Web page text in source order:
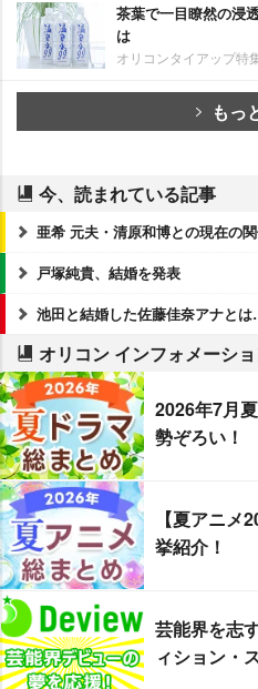
茶葉で一目瞭然の浸
は
オリコンタイアップ特
もっ
今、読まれている記事
亜希 元夫・清原和博との現在の
戸塚純貴、結婚を発表
池田と結婚した佐藤佳奈アナと
オリコン インフォメーシ
2026年7月
勢ぞろい！
【夏アニ
挙紹介！
芸能界を志
ィション・